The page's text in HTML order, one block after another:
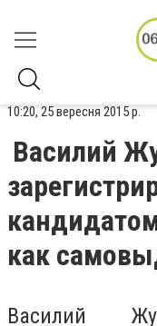
10:20, 25 вересня 2015 р.
Василий
как
Василий